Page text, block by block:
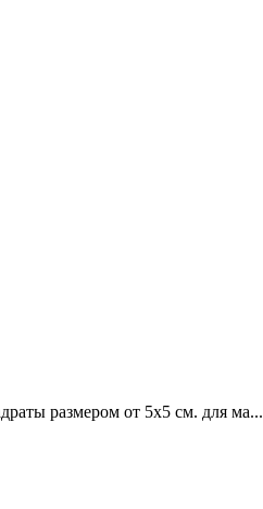
размером от 5х5 см. для ма...